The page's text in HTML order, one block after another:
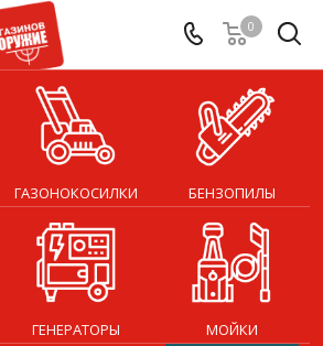
0
ГАЗОНОКОСИЛКИ БЕНЗОПИЛЫ
ГЕНЕРАТОРЫ МОЙКИ